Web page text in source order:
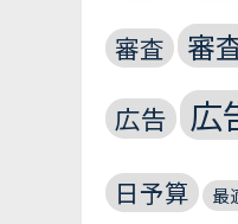
審査 審
広告 広
日予算 最